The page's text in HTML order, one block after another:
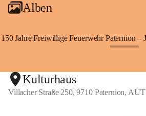
Alben
Kulturhaus
Villacher Straße 250, 9710 Paternion, AUT